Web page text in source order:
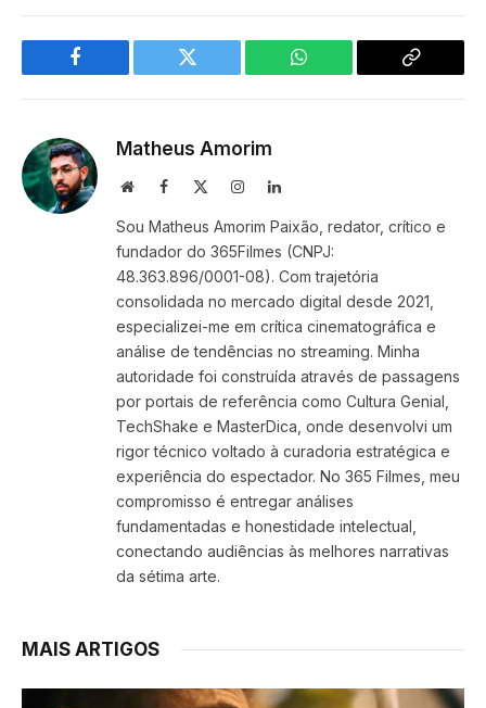
Facebook Twitter WhatsApp
Copy
Matheus Amorim
WebsiteFacebook InstagramLinkedIn
Sou Matheus Amorim Paixão, redator, crítico e
fundador do 365Filmes (CNPJ:
48.363.896/0001-08). Com trajetória
consolidada no mercado digital desde 2021,
especializei-me em crítica cinematográfica e
análise de tendências no streaming. Minha
autoridade foi construída através de passagens
por portais de referência como Cultura Genial,
TechShake e MasterDica, onde desenvolvi um
rigor técnico voltado à curadoria estratégica e
experiência do espectador. No 365 Filmes, meu
compromisso é entregar análises
fundamentadas e honestidade intelectual,
conectando audiências às melhores narrativas
da sétima arte.
MAIS ARTIGOS